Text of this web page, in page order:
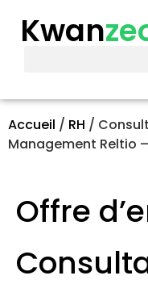
Kwan
Accueil / RH /
Management Reltio
Offre